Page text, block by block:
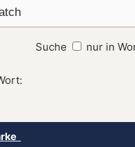
Suche nur in